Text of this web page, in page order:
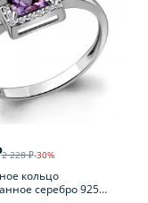
2 228 ₽-30%
кольцо
серебро 925